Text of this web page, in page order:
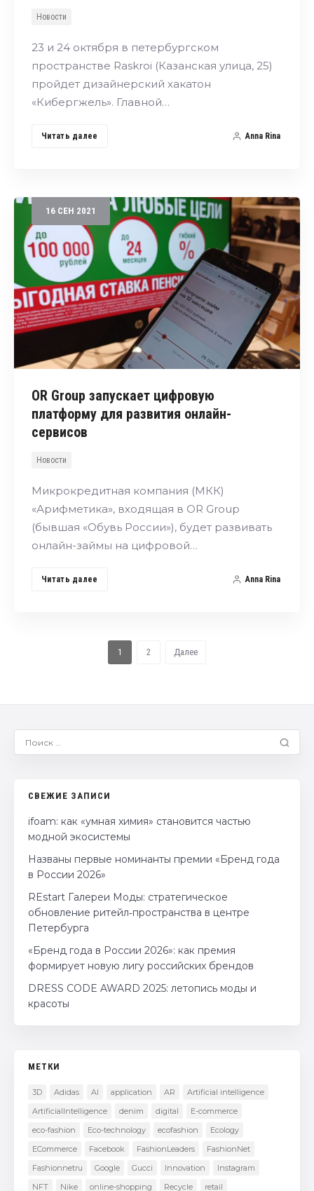
Новости
23 и 24 октября в петербургском
пространстве Raskroi (Казанская улица, 25)
пройдет дизайнерский хакатон
«Кибергжель». Главной…
Читать далее Anna Rina
16 СЕН 2021
OR Group запускает цифровую
платформу для развития онлайн-
сервисов
Новости
Микрокредитная компания (МКК)
«Арифметика», входящая в OR Group
(бывшая «Обувь России»), будет развивать
онлайн-займы на цифровой…
Читать далее Anna Rina
1 2 Далее
СВЕЖИЕ ЗАПИСИ
ifoam: как «умная химия» становится частью
модной экосистемы
Названы первые номинанты премии «Бренд года
в России 2026»
REstart Галереи Моды: стратегическое
обновление ритейл‑пространства в центре
Петербурга
«Бренд года в России 2026»: как премия
формирует новую лигу российских брендов
DRESS CODE AWARD 2025: летопись моды и
красоты
МЕТКИ
3D Adidas AI application AR
Artificial intelligence
ArtificialIntelligence
denim digital
E-commerce
eco-fashion
Eco-technology ecofashion
Ecology
ECommerce
Facebook FashionLeaders
FashionNet
Fashionnetru
Google Gucci Innovation
Instagram
NFT
Nike online-shopping Recycle
retail